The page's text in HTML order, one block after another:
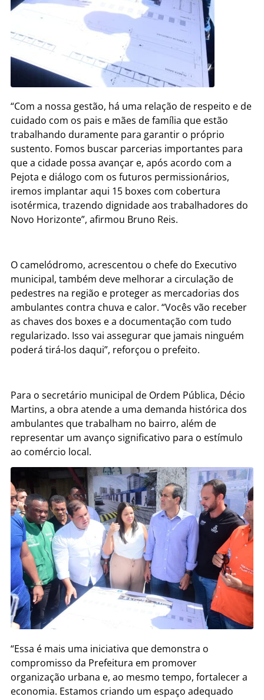
“Com a nossa gestão, há uma relação de respeito e de
cuidado com os pais e mães de família que estão
trabalhando duramente para garantir o próprio
sustento. Fomos buscar parcerias importantes para
que a cidade possa avançar e, após acordo com a
Pejota e diálogo com os futuros permissionários,
iremos implantar aqui 15 boxes com cobertura
isotérmica, trazendo dignidade aos trabalhadores do
Novo Horizonte”, afirmou Bruno Reis.
O camelódromo, acrescentou o chefe do Executivo
municipal, também deve melhorar a circulação de
pedestres na região e proteger as mercadorias dos
ambulantes contra chuva e calor. “Vocês vão receber
as chaves dos boxes e a documentação com tudo
regularizado. Isso vai assegurar que jamais ninguém
poderá tirá-los daqui”, reforçou o prefeito.
Para o secretário municipal de Ordem Pública, Décio
Martins, a obra atende a uma demanda histórica dos
ambulantes que trabalham no bairro, além de
representar um avanço significativo para o estímulo
ao comércio local.
“Essa é mais uma iniciativa que demonstra o
compromisso da Prefeitura em promover
organização urbana e, ao mesmo tempo, fortalecer a
economia. Estamos criando um espaço adequado